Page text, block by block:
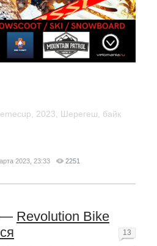
2023 Шерегеш
байк
2023, 23:33 2251
— Revolution Bike
13